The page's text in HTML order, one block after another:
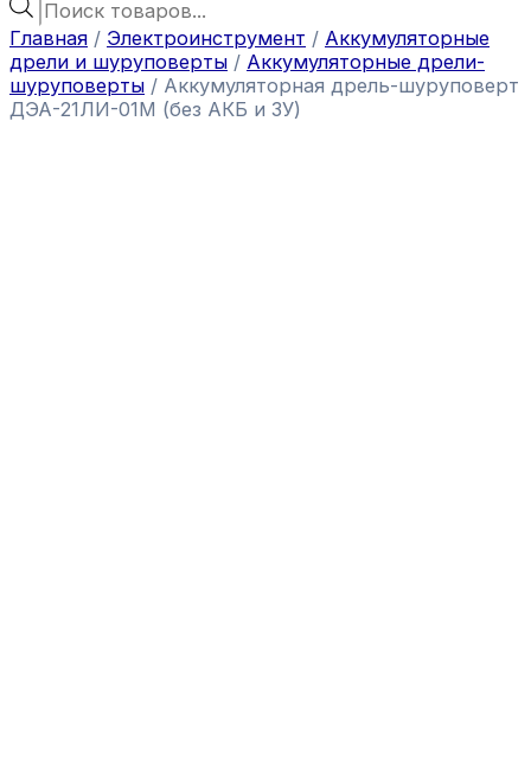
Главная / Электроинструмент / Аккумуляторные
дрели и шуруповерты / Аккумуляторные дрели-
шуруповерты / Аккумуляторная дрель-шуруповерт
ДЭА-21ЛИ-01М (без АКБ и ЗУ)